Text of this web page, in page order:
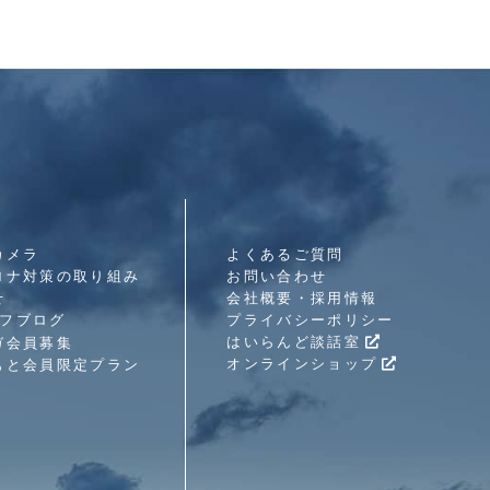
メラ
ナ対策の取り組み
ブログ
会員募集
と会員限定プラン
よくあるご質問
お問い合わせ
会社概要・採用情報
プライバシーポリシー
はいらんど談話室
オンラインショップ